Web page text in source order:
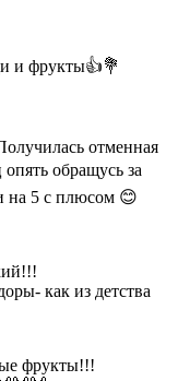
и фрукты👍💐
отменная
обращусь за
на 5 с плюсом 😊
как из детства
фрукты!!!